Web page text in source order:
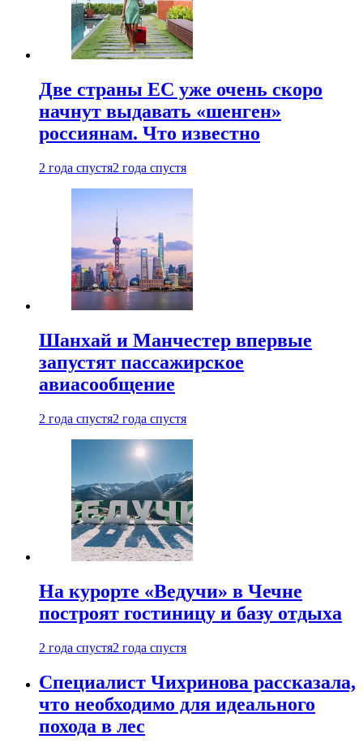
Две страны ЕС уже очень скоро
начнут выдавать «шенген»
россиянам. Что известно
2 года спустя2 года спустя
Шанхай и Манчестер впервые
запустят пассажирское
авиасообщение
2 года спустя2 года спустя
На курорте «Ведучи» в Чечне
построят гостиницу и базу отдыха
2 года спустя2 года спустя
Специалист Чихринова рассказала,
что необходимо для идеального
похода в лес